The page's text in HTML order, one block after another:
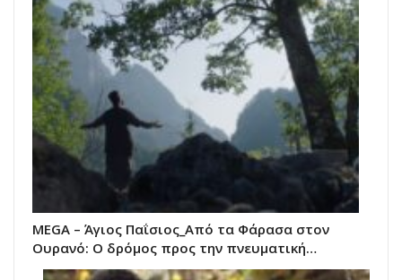
MEGA – Άγιος Παΐσιος_Από τα Φάρασα στον
Ουρανό: Ο δρόμος προς την πνευματική…